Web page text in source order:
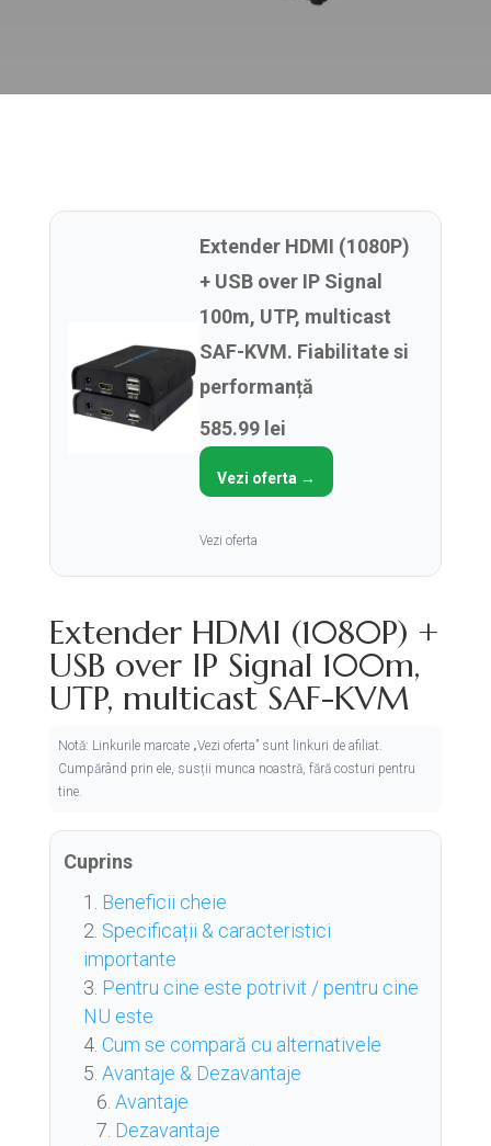
Extender HDMI (1080P)
+ USB over IP Signal
100m, UTP, multicast
SAF-KVM. Fiabilitate si
performanță
585.99 lei
Vezi oferta →
Vezi oferta
Extender HDMI (1080P) +
USB over IP Signal 100m,
UTP, multicast SAF-KVM
Notă: Linkurile marcate „Vezi oferta” sunt linkuri de afiliat.
Cumpărând prin ele, susții munca noastră, fără costuri pentru
tine.
Cuprins
Beneficii cheie
Specificații & caracteristici
importante
Pentru cine este potrivit / pentru cine
NU este
Cum se compară cu alternativele
Avantaje & Dezavantaje
Avantaje
Dezavantaje